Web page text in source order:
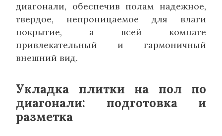
диагонали, обеспечив полам надежное,
твердое, непроницаемое для влаги
покрытие, а всей комнате
привлекательный и гармоничный
внешний вид.
Укладка плитки на пол по
диагонали: подготовка и
разметка